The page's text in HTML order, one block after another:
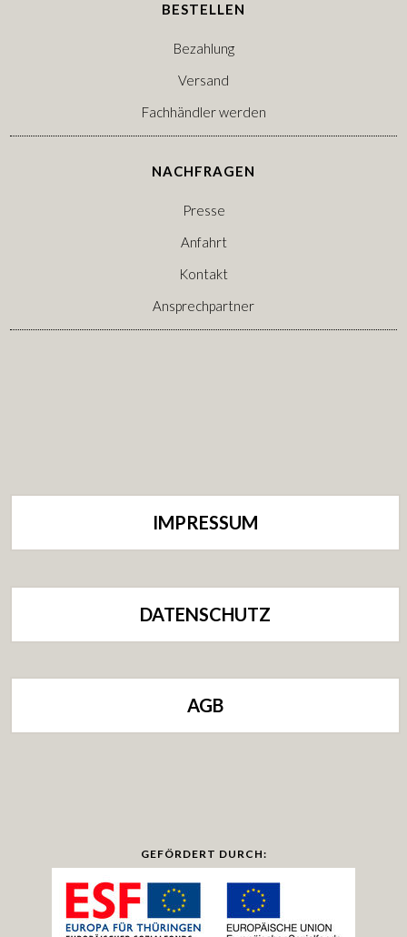
BESTELLEN
Bezahlung
Versand
Fachhändler werden
NACHFRAGEN
Presse
Anfahrt
Kontakt
Ansprechpartner
IMPRESSUM
DATENSCHUTZ
AGB
GEFÖRDERT DURCH: